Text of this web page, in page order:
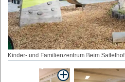
Kinder- und Familienzentrum Beim Sattelhof